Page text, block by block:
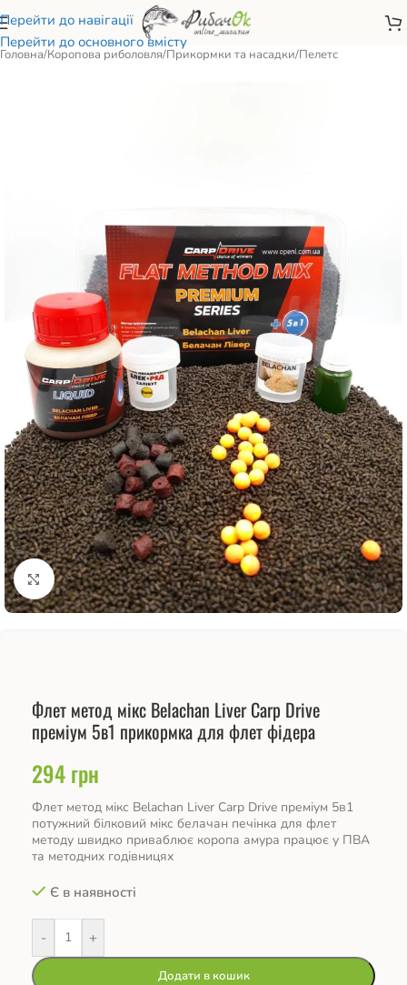
Перейти до навігації
Перейти до основного вмісту
Головна/Коропова риболовля/Прикормки та насадки/Пелетс
Натисніть, щоб збільшити
Флет метод мікс Belachan Liver Carp Drive
преміум 5в1 прикормка для флет фідера
294грн
Флет метод мікс Belachan Liver Carp Drive преміум 5в1
потужний білковий мікс белачан печінка для флет
методу швидко приваблює коропа амура працює у ПВА
та методних годівницях
Є в наявності
- +
Додати в кошик